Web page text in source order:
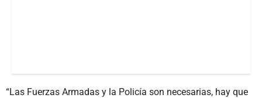
“Las Fuerzas Armadas y la Policía son necesarias, hay que